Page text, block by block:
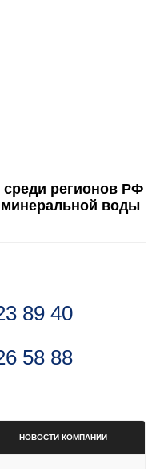
регионов РФ
воды
89 40
58 88
НОВОСТИ КОМПАНИИ